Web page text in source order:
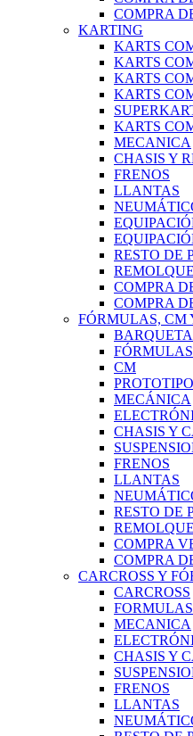
COMPRA
KARTING
KARTS
KARTS
KARTS
KARTS
KARTS
MECANICA
CHASIS Y
FRENOS
LLANTAS
RESTO DE
COMPRA
COMPRA
FÓRMULAS, CM
FÓRMULAS
CM
MECÁNICA
CHASIS Y
FRENOS
LLANTAS
RESTO DE
COMPRA
COMPRA
CARCROSS Y
CARCROSS
MECANICA
CHASIS Y
FRENOS
LLANTAS